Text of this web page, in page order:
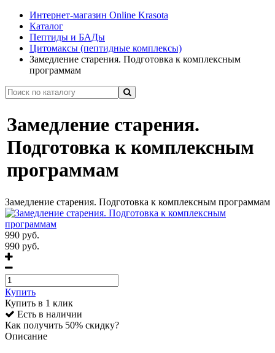
Интернет-магазин Online Krasota
Каталог
Пептиды и БАДы
Цитомаксы (пептидные комплексы)
Замедление старения. Подготовка к комплексным
программам
Замедление старения.
Подготовка к комплексным
программам
Замедление старения. Подготовка к комплексным программам
990 руб.
990 руб.
Купить
Купить в 1 клик
Есть в наличии
Как получить 50% скидку?
Описание